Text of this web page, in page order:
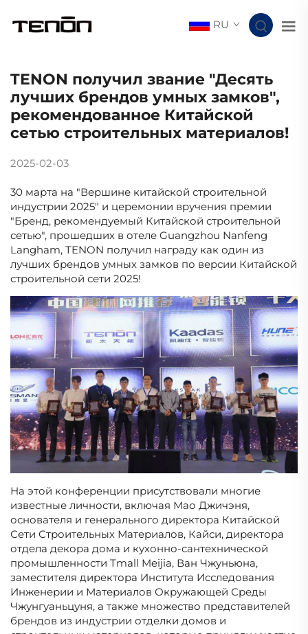
RU
TENON получил звание "Десять
лучших брендов умных замков",
рекомендованное Китайской
сетью строительных материалов!
2025-02-03
30 марта на "Вершине китайской строительной
индустрии 2025" и церемонии вручения премии
"Бренд, рекомендуемый Китайской строительной
сетью", прошедших в отеле Guangzhou Nanfeng
Langham, TENON получил награду как один из
лучших брендов умных замков по версии Китайской
строительной сети 2025!
На этой конференции присутствовали многие
известные личности, включая Мао Джичэня,
основателя и генерального директора Китайской
Сети Строительных Материалов, Кайси, директора
отдела декора дома и кухонно-сантехнической
промышленности Tmall Meijia, Ван Чжуньюна,
заместителя директора Института Исследования
Инженерии и Материалов Окружающей Среды
Чжунгуаньцуня, а также множество представителей
брендов из индустрии отделки домов и